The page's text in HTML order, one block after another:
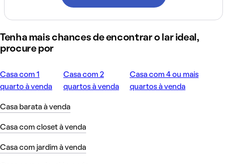
Tenha mais chances de encontrar o lar ideal,
procure por
Casa com 1
quarto à venda
Casa com 2
quartos à venda
Casa com 4 ou mais
quartos à venda
Casa barata à venda
Casa com closet à venda
Casa com jardim à venda